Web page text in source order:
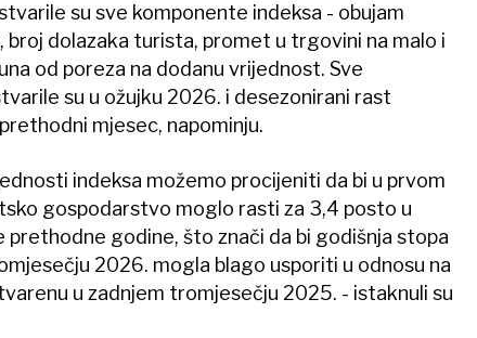
su sve komponente indeksa - obujam
broj dolazaka turista, promet u trgovini na malo i
od poreza na dodanu vrijednost. Sve
su u ožujku 2026. i desezonirani rast
mjesec, napominju.
indeksa možemo procijeniti da bi u prvom
gospodarstvo moglo rasti za 3,4 posto u
prethodne godine, što znači da bi godišnja stopa
2026. mogla blago usporiti u odnosu na
u zadnjem tromjesečju 2025. - istaknuli su